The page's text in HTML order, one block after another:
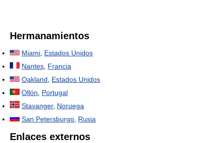
Hermanamientos
Miami, Estados Unidos
Nantes, Francia
Oakland, Estados Unidos
Ollón, Portugal
Stavanger, Noruega
San Petersburgo, Rusia
Enlaces externos